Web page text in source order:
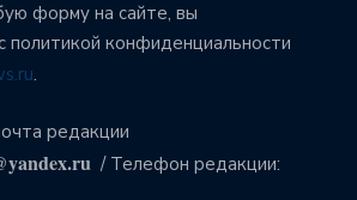
форму на сайте, вы
политикой конфиденциальности
.
редакции
/ Телефон редакции: